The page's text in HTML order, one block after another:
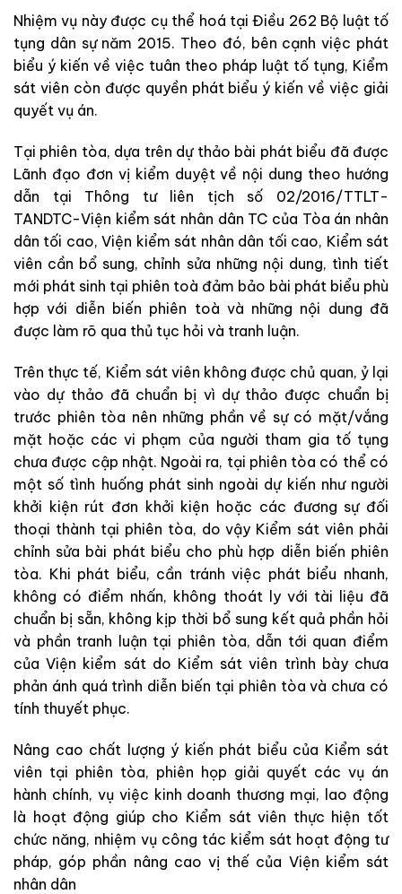
Nhiệm vụ này được cụ thể hoá tại Điều 262 Bộ luật tố
tụng dân sự năm 2015. Theo đó, bên cạnh việc phát
biểu ý kiến về việc tuân theo pháp luật tố tụng, Kiểm
sát viên còn được quyền phát biểu ý kiến về việc giải
quyết vụ án.
Tại phiên tòa, dựa trên dự thảo bài phát biểu đã được
Lãnh đạo đơn vị kiểm duyệt về nội dung theo hướng
dẫn tại Thông tư liên tịch số 02/2016/TTLT-
TANDTC-Viện kiểm sát nhân dân TC của Tòa án nhân
dân tối cao, Viện kiểm sát nhân dân tối cao, Kiểm sát
viên cần bổ sung, chỉnh sửa những nội dung, tình tiết
mới phát sinh tại phiên toà đảm bảo bài phát biểu phù
hợp với diễn biến phiên toà và những nội dung đã
được làm rõ qua thủ tục hỏi và tranh luận.
Trên thực tế, Kiểm sát viên không được chủ quan, ỷ lại
vào dự thảo đã chuẩn bị vì dự thảo được chuẩn bị
trước phiên tòa nên những phần về sự có mặt/vắng
mặt hoặc các vi phạm của người tham gia tố tụng
chưa được cập nhật. Ngoài ra, tại phiên tòa có thể có
một số tình huống phát sinh ngoài dự kiến như người
khởi kiện rút đơn khởi kiện hoặc các đương sự đối
thoại thành tại phiên tòa, do vậy Kiểm sát viên phải
chỉnh sửa bài phát biểu cho phù hợp diễn biến phiên
tòa. Khi phát biểu, cần tránh việc phát biểu nhanh,
không có điểm nhấn, không thoát ly với tài liệu đã
chuẩn bị sẵn, không kịp thời bổ sung kết quả phần hỏi
và phần tranh luận tại phiên tòa, dẫn tới quan điểm
của Viện kiểm sát do Kiểm sát viên trình bày chưa
phản ánh quá trình diễn biến tại phiên tòa và chưa có
tính thuyết phục.
Nâng cao chất lượng ý kiến phát biểu của Kiểm sát
viên tại phiên tòa, phiên họp giải quyết các vụ án
hành chính, vụ việc kinh doanh thương mại, lao động
là hoạt động giúp cho Kiểm sát viên thực hiện tốt
chức năng, nhiệm vụ công tác kiểm sát hoạt động tư
pháp, góp phần nâng cao vị thế của Viện kiểm sát
nhân dân